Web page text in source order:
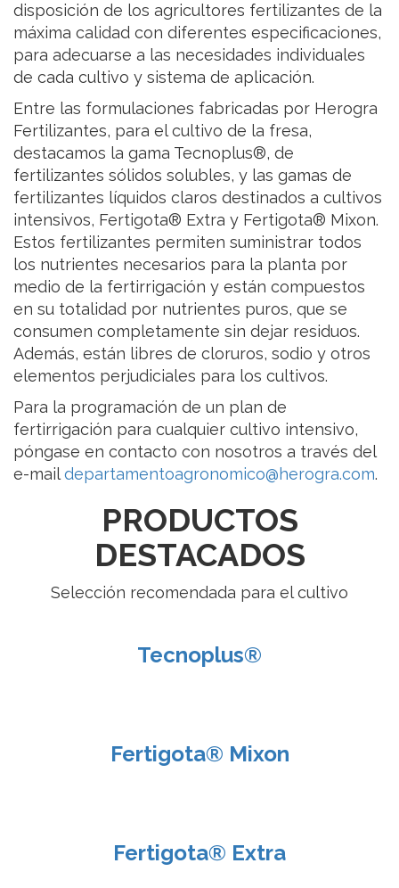
disposición de los agricultores fertilizantes de la
máxima calidad con diferentes especificaciones,
para adecuarse a las necesidades individuales
de cada cultivo y sistema de aplicación.
Entre las formulaciones fabricadas por Herogra
Fertilizantes, para el cultivo de la fresa,
destacamos la gama Tecnoplus®, de
fertilizantes sólidos solubles, y las gamas de
fertilizantes líquidos claros destinados a cultivos
intensivos, Fertigota® Extra y Fertigota® Mixon.
Estos fertilizantes permiten suministrar todos
los nutrientes necesarios para la planta por
medio de la fertirrigación y están compuestos
en su totalidad por nutrientes puros, que se
consumen completamente sin dejar residuos.
Además, están libres de cloruros, sodio y otros
elementos perjudiciales para los cultivos.
Para la programación de un plan de
fertirrigación para cualquier cultivo intensivo,
póngase en contacto con nosotros a través del
e-maildepartamentoagronomico@herogra.com.
PRODUCTOS
DESTACADOS
Selección recomendada para el cultivo
Tecnoplus®
Fertigota® Mixon
Fertigota® Extra